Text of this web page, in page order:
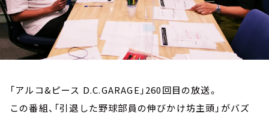
「アルコ&ピース D.C.GARAGE」260回目の放送。
この番組、「引退した野球部員の伸びかけ坊主頭」がバズ